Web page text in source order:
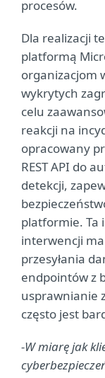
procesów.
Dla realizacji
platformą
organizacjom
wykrytych
celu
reakcji na
opracowany
REST API do
detekcji,
platformie. Ta
interwencji
przesyłania
endpointów z
usprawnianie
często jest
-W miarę jak